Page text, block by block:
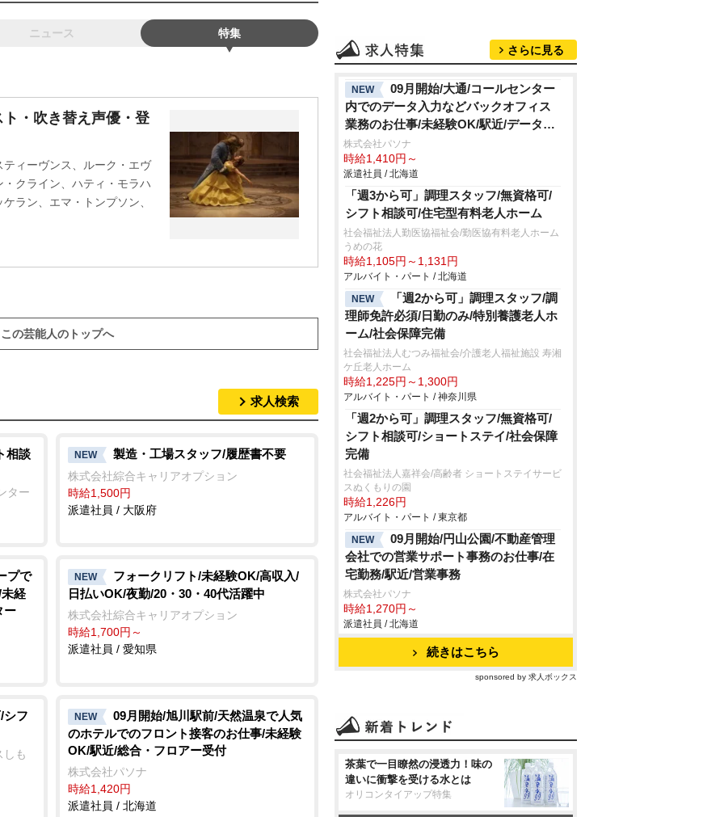
ニュース 特集
・吹き替え声優・登
ィーヴンス、ルーク・エヴ
クライン、ハティ・モラハ
ラン、エマ・トンプソン、
この芸能人のトップへ
求人検索
相談
ター
NEW 製造・工場スタッフ/履歴書不要
株式会社綜合キャリアオプション
時給1,500円
派遣社員 / 大阪府
プで
経
ー
NEW
フォークリフト/未経験OK/高収入/
日払いOK/夜勤/20・30・40代活躍中
株式会社綜合キャリアオプション
時給1,700円～
派遣社員 / 愛知県
シフ
しも
NEW
09月開始/旭川駅前/天然温泉で人気
のホテルでのフロント接客のお仕事/未経験
OK/駅近/総合・フロアー受付
株式会社パソナ
時給1,420円
派遣社員 / 北海道
さらに見る
NEW
09月開始/大通/コールセンター
内でのデータ入力などバックオフィス
業務のお仕事/未経験OK/駅近/データ入
力
株式会社パソナ
時給1,410円～
派遣社員 / 北海道
「週3から可」調理スタッフ/無資格可/
シフト相談可/住宅型有料老人ホーム
社会福祉法人勤医協福祉会/勤医協有料老人ホーム
うめの花
時給1,105円～1,131円
アルバイト・パート / 北海道
NEW
「週2から可」調理スタッフ/調
理師免許必須/日勤のみ/特別養護老人ホ
ーム/社会保障完備
社会福祉法人むつみ福祉会/介護老人福祉施設 寿湘
ケ丘老人ホーム
時給1,225円～1,300円
アルバイト・パート / 神奈川県
「週2から可」調理スタッフ/無資格可/
シフト相談可/ショートステイ/社会保障
完備
社会福祉法人嘉祥会/高齢者 ショートステイサービ
スぬくもりの園
時給1,226円
アルバイト・パート / 東京都
NEW
09月開始/円山公園/不動産管理
会社での営業サポート事務のお仕事/在
宅勤務/駅近/営業事務
株式会社パソナ
時給1,270円～
派遣社員 / 北海道
続きはこちら
sponsored by 求人ボックス
茶葉で一目瞭然の浸透力！味の
違いに衝撃を受ける水とは
オリコンタイアップ特集